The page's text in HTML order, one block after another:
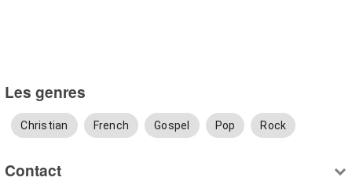
Les genres
Christian French Gospel Pop Rock
Contact